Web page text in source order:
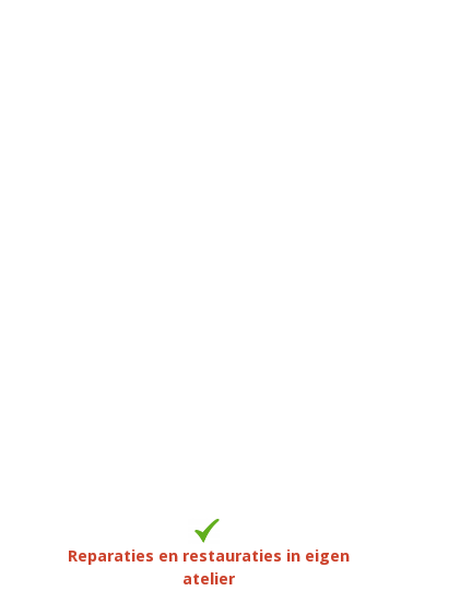
Reparaties en restauraties in eigen
atelier